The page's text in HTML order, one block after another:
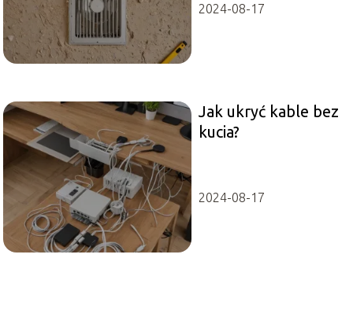
2024-08-17
Jak ukryć kable bez
kucia?
2024-08-17